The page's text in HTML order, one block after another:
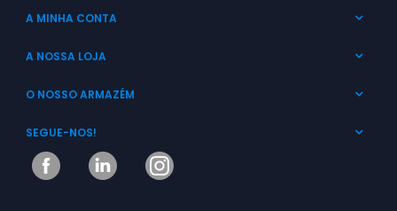
A MINHA CONTA
A NOSSA LOJA
O NOSSO ARMAZÉM
SEGUE-NOS!